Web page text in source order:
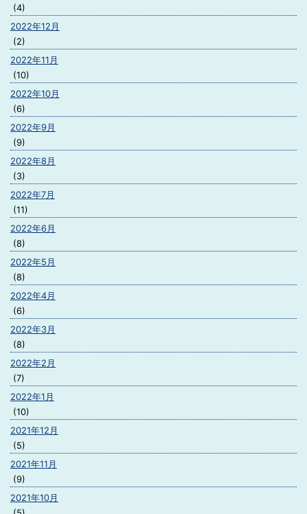
(4)
2022年12月
(2)
2022年11月
(10)
2022年10月
(6)
2022年9月
(9)
2022年8月
(3)
2022年7月
(11)
2022年6月
(8)
2022年5月
(8)
2022年4月
(6)
2022年3月
(8)
2022年2月
(7)
2022年1月
(10)
2021年12月
(5)
2021年11月
(9)
2021年10月